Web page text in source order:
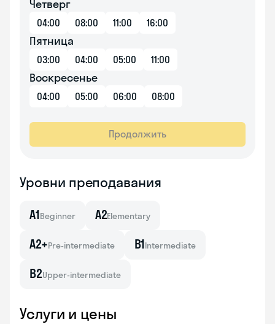
Четверг
04:00 08:00 11:00 16:00
Пятница
03:00 04:00 05:00 11:00
Воскресенье
04:00 05:00 06:00 08:00
Продолжить
Уровни преподавания
A1Beginner A2Elementary
A2+Pre-intermediate B1Intermediate
B2Upper-intermediate
Услуги и цены